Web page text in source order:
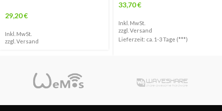
29,20€
Inkl. MwSt.
zzgl. Versand
33,70€
Inkl. MwSt.
zzgl. Versand
Lieferzeit: ca. 1-3 Tage (***)